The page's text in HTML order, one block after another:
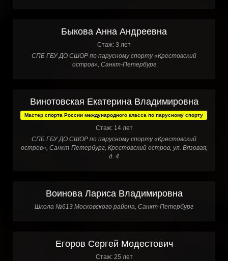
Быкова Анна Андреевна
Стаж: 3 лет
СПБ ГБУ ДО СШОР по парусному спорту «Крестовский
остров», Санкт-Петербург
Винотовская Екатерина Владимировна
Мастер спорта России международного класса по парусному спорту
Стаж: 14 лет
СПБ ГБУ ДО СШОР по парусному спорту «Крестовский
остров», Санкт-Петербург, Крестовский остров, ул. Вязовая,
д. 4
Воинова Лариса Владимировна
Школа №613 Московского района, Санкт-Петербург
Егоров Сергей Модестович
Стаж: 25 лет